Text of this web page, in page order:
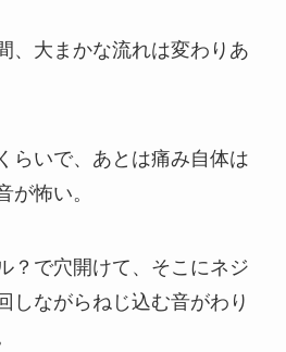
、大まかな流れは変わりあ
らいで、あとは痛み自体は
が怖い。
？で穴開けて、そこにネジ
しながらねじ込む音がわり